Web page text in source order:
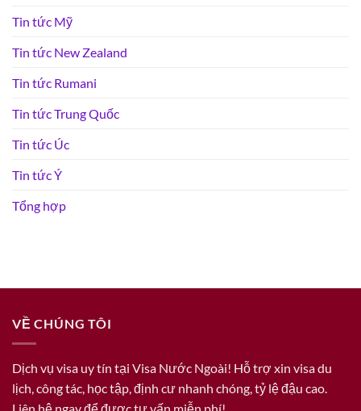
Tin tức Mỹ
Tin tức New Zealand
Tin tức Rumani
Tin tức Trung Quốc
Tin tức Úc
Tin tức Ý
Tổng hợp
VỀ CHÚNG TÔI
Dịch vụ visa uy tín tại Visa Nước Ngoài! Hỗ trợ xin visa du
lịch, công tác, học tập, định cư nhanh chóng, tỷ lệ đậu cao.